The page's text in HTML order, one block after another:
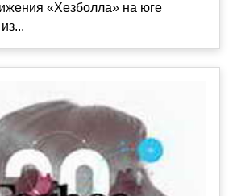
«Хезболла» на юге